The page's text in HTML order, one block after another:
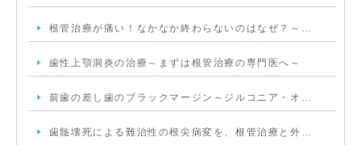
根管治療が痛い！なかなか終わらないのはなぜ？～…
歯性上顎洞炎の治療～まずは根管治療の専門医へ～
前歯の差し歯のブラックマージン～ジルコニア・オ…
歯髄壊死による難治性の根尖病変を、根管治療と外…